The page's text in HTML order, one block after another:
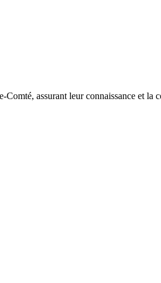
assurant leur connaissance et la